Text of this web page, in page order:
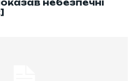
небезпечні